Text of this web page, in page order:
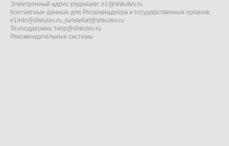
Электронный адрес редакции: e1@shkulev.ru
Контактные данные для Роскомнадзора и государственных органов:
e1info@shkulev.ru, juristekat@shkulev.ru
Техподдержка: help@shkulev.ru
Рекомендательные системы